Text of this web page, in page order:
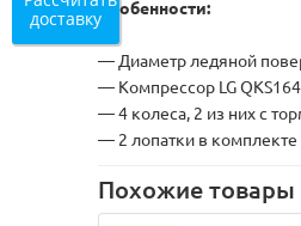
Особенности:
— Диаметр ледяной
— Компрессор LG
— 4 колеса, 2 из них с
— 2 лопатки в комплекте
Похожие товары
доставку